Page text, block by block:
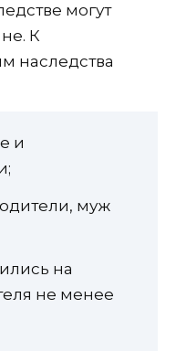
могут
К
наследства
и
муж
на
не менее